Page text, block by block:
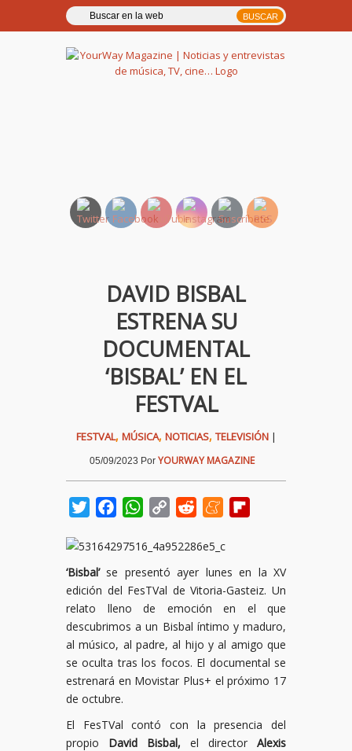
DAVID BISBAL
ESTRENA SU
DOCUMENTAL
‘BISBAL’ EN EL
FESTVAL
FESTVAL, MÚSICA, NOTICIAS, TELEVISIÓN|
05/09/2023 Por YOURWAY MAGAZINE
TwitterFacebookWhatsApp
Copy
Reddit Meneame
‘Bisbal’se presentó ayer lunes en la XV
edición del FesTVal de Vitoria-Gasteiz. Un
relato lleno de emoción en el que
descubrimos a un Bisbal íntimo y maduro,
al músico, al padre, al hijo y al amigo que
se oculta tras los focos. El documental se
estrenará en Movistar Plus+ el próximo 17
de octubre.
El FesTVal contó con la presencia del
propio David Bisbal, el director Alexis